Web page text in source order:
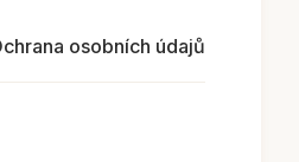
osobních údajů